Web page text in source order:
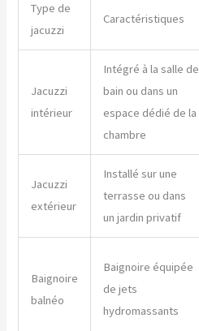
Type de
jacuzzi
Caractéristiques
Jacuzzi
intérieur
Intégré à la salle de
bain ou dans un
espace dédié de la
chambre
Jacuzzi
extérieur
Installé sur une
terrasse ou dans
un jardin privatif
Baignoire
balnéo
Baignoire équipée
de jets
hydromassants